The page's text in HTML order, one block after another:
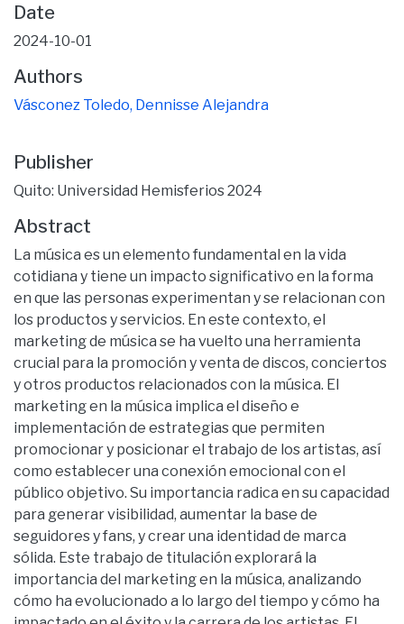
Date
2024-10-01
Authors
Vásconez Toledo, Dennisse Alejandra
Publisher
Quito: Universidad Hemisferios 2024
Abstract
La música es un elemento fundamental en la vida
cotidiana y tiene un impacto significativo en la forma
en que las personas experimentan y se relacionan con
los productos y servicios. En este contexto, el
marketing de música se ha vuelto una herramienta
crucial para la promoción y venta de discos, conciertos
y otros productos relacionados con la música. El
marketing en la música implica el diseño e
implementación de estrategias que permiten
promocionar y posicionar el trabajo de los artistas, así
como establecer una conexión emocional con el
público objetivo. Su importancia radica en su capacidad
para generar visibilidad, aumentar la base de
seguidores y fans, y crear una identidad de marca
sólida. Este trabajo de titulación explorará la
importancia del marketing en la música, analizando
cómo ha evolucionado a lo largo del tiempo y cómo ha